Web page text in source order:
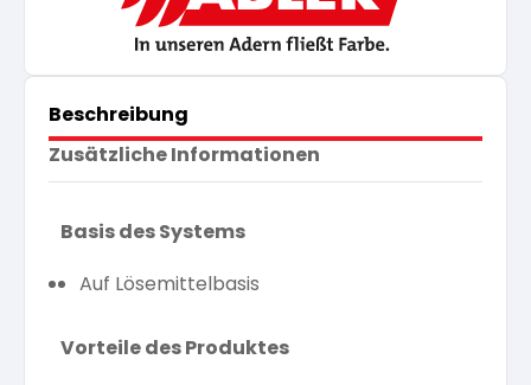
Beschreibung
Zusätzliche Informationen
Basis des Systems
Auf Lösemittelbasis
Vorteile des Produktes